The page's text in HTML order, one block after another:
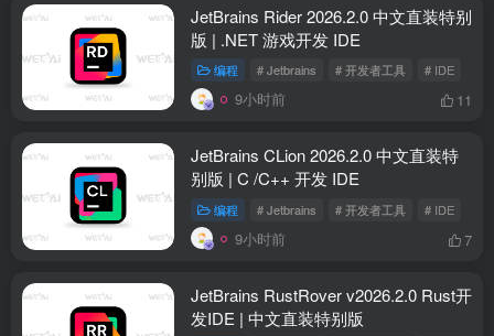
JetBrains Rider 2026.2.0 中文直装特别
版 | .NET 游戏开发 IDE
编程 # Jetbrains # 开发者工具 # IDE
9小时前 11
JetBrains CLion 2026.2.0 中文直装特
别版 | C /C++ 开发 IDE
编程 # Jetbrains # 开发者工具 # IDE
9小时前 7
JetBrains RustRover v2026.2.0 Rust开
发IDE | 中文直装特别版